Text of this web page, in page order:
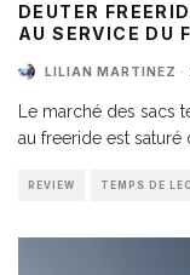
DEUTER
AU SERVICE DU
LILIAN MARTINEZ ·
Le marché des sacs
au freeride est
REVIEW TEMPS DE